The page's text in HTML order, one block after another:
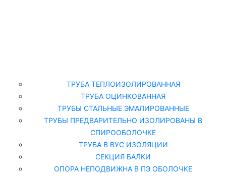
ТРУБА ТЕПЛОИЗОЛИРОВАННАЯ
ТРУБА ОЦИНКОВАННАЯ
ТРУБЫ СТАЛЬНЫЕ ЭМАЛИРОВАННЫЕ
ТРУБЫ ПРЕДВАРИТЕЛЬНО ИЗОЛИРОВАНЫ В
СПИРООБОЛОЧКЕ
ТРУБА В ВУС ИЗОЛЯЦИИ
СЕКЦИЯ БАЛКИ
ОПОРА НЕПОДВИЖНА В ПЭ ОБОЛОЧКЕ